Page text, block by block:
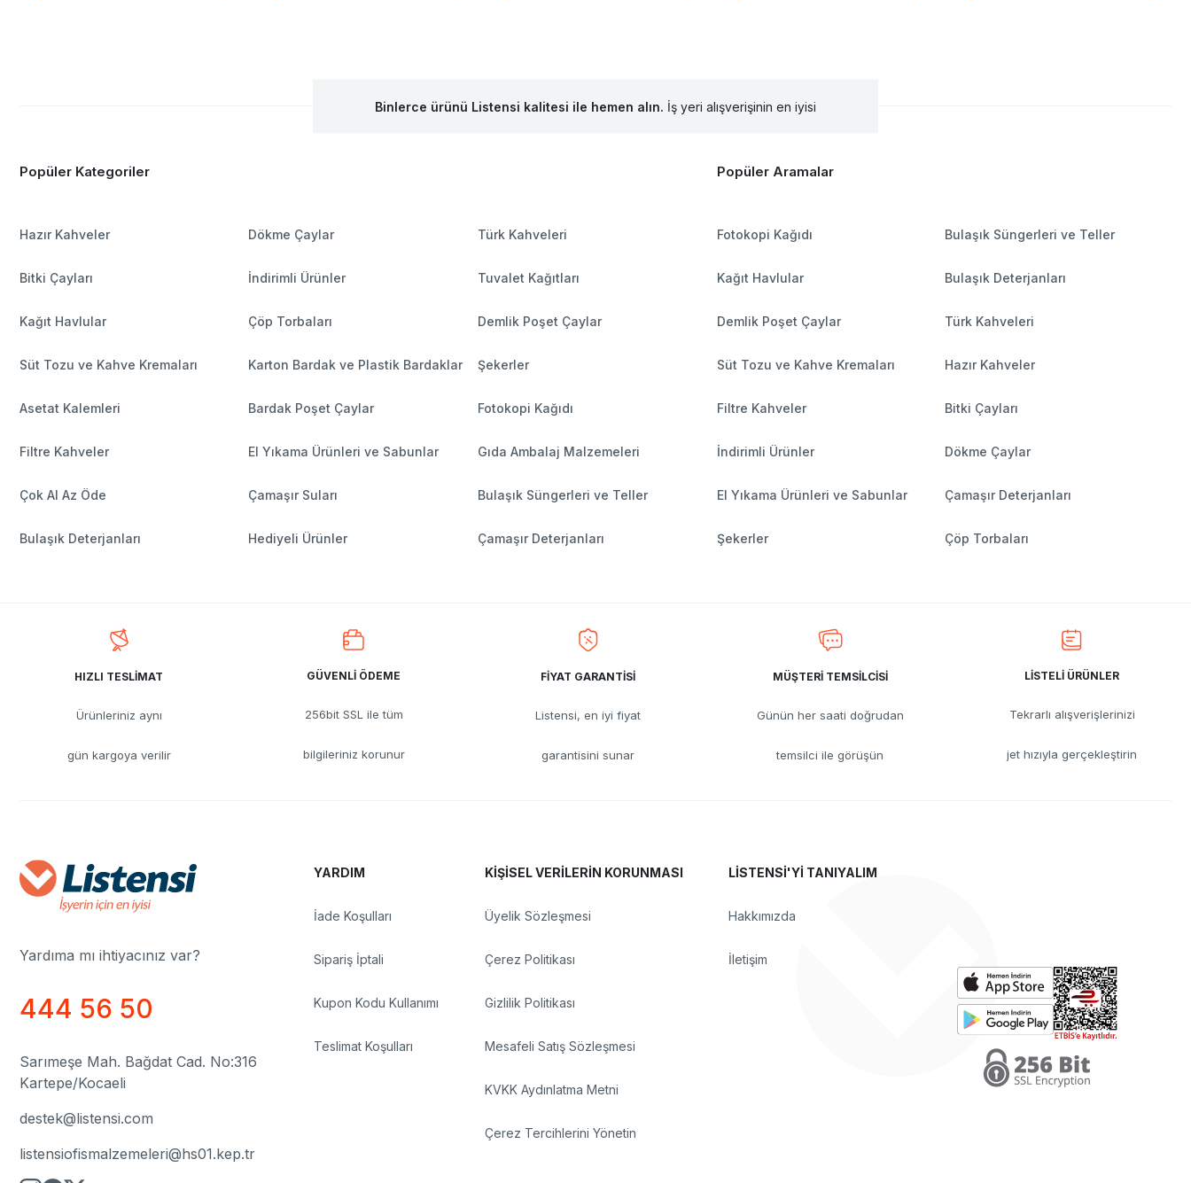
Binlerce ürünü Listensi kalitesi ile hemen alın. İş yeri alışverişinin en iyisi
Popüler Kategoriler Popüler Aramalar
Hazır Kahveler Dökme Çaylar Türk Kahveleri
Bitki Çayları İndirimli Ürünler Tuvalet Kağıtları
Kağıt Havlular Çöp Torbaları Demlik Poşet Çaylar
Süt Tozu ve Kahve Kremaları Karton Bardak ve Plastik Bardaklar Şekerler
Asetat Kalemleri Bardak Poşet Çaylar Fotokopi Kağıdı
Filtre Kahveler El Yıkama Ürünleri ve Sabunlar Gıda Ambalaj Malzemeleri
Çok Al Az Öde Çamaşır Suları Bulaşık Süngerleri ve Teller
Bulaşık Deterjanları Hediyeli Ürünler Çamaşır Deterjanları
Fotokopi Kağıdı Bulaşık Süngerleri ve Teller
Kağıt Havlular Bulaşık Deterjanları
Demlik Poşet Çaylar Türk Kahveleri
Süt Tozu ve Kahve Kremaları Hazır Kahveler
Filtre Kahveler Bitki Çayları
İndirimli Ürünler Dökme Çaylar
El Yıkama Ürünleri ve Sabunlar Çamaşır Deterjanları
Şekerler Çöp Torbaları
HIZLI TESLİMAT
Ürünleriniz aynı
gün kargoya verilir
GÜVENLİ ÖDEME
256bit SSL ile tüm
bilgileriniz korunur
FİYAT GARANTİSİ
Listensi, en iyi fiyat
garantisini sunar
MÜŞTERİ TEMSİLCİSİ
Günün her saati doğrudan
temsilci ile görüşün
LİSTELİ ÜRÜNLER
Tekrarlı alışverişlerinizi
jet hızıyla gerçekleştirin
Yardıma mı ihtiyacınız var?
444 56 50
Sarımeşe Mah. Bağdat Cad. No:316
Kartepe/Kocaeli
destek@listensi.com
listensiofismalzemeleri@hs01.kep.tr
YARDIM
İade Koşulları
Sipariş İptali
Kupon Kodu Kullanımı
Teslimat Koşulları
KİŞİSEL VERİLERİN KORUNMASI
Üyelik Sözleşmesi
Çerez Politikası
Gizlilik Politikası
Mesafeli Satış Sözleşmesi
KVKK Aydınlatma Metni
Çerez Tercihlerini Yönetin
LİSTENSİ'Yİ TANIYALIM
Hakkımızda
İletişim